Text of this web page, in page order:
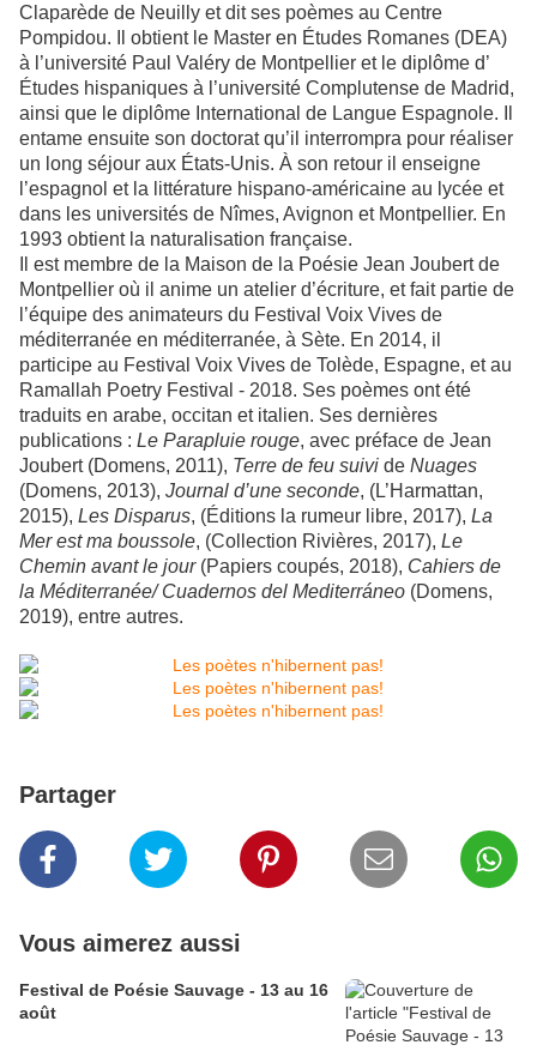
Claparède de Neuilly et dit ses poèmes au Centre
Pompidou. Il obtient le Master en Études Romanes (DEA)
à l’université Paul Valéry de Montpellier et le diplôme d’
Études hispaniques à l’université Complutense de Madrid,
ainsi que le diplôme International de Langue Espagnole. Il
entame ensuite son doctorat qu’il interrompra pour réaliser
un long séjour aux États-Unis. À son retour il enseigne
l’espagnol et la littérature hispano-américaine au lycée et
dans les universités de Nîmes, Avignon et Montpellier. En
1993 obtient la naturalisation française.
Il est membre de la Maison de la Poésie Jean Joubert de
Montpellier où il anime un atelier d’écriture, et fait partie de
l’équipe des animateurs du Festival Voix Vives de
méditerranée en méditerranée, à Sète. En 2014, il
participe au Festival Voix Vives de Tolède, Espagne, et au
Ramallah Poetry Festival - 2018. Ses poèmes ont été
traduits en arabe, occitan et italien. Ses dernières
publications : Le Parapluie rouge, avec préface de Jean
Joubert (Domens, 2011), Terre de feu suivi de Nuages
(Domens, 2013), Journal d’une seconde, (L’Harmattan,
2015), Les Disparus, (Éditions la rumeur libre, 2017), La
Mer est ma boussole, (Collection Rivières, 2017), Le
Chemin avant le jour (Papiers coupés, 2018), Cahiers de
la Méditerranée/ Cuadernos del Mediterráneo (Domens,
2019), entre autres.
Partager
Vous aimerez aussi
Festival de Poésie Sauvage - 13 au 16
août